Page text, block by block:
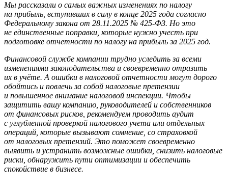
Мы рассказали о самых важных изменениях по налогу
на прибыль, вступивших в силу в конце 2025 года согласно
Федеральному закона от 28.11.2025 № 425-ФЗ. Но это
не единственные поправки, которые нужно учесть при
подготовке отчетности по налогу на прибыль за 2025 год.
Финансовой службе компании трудно уследить за всеми
изменениями законодательства и своевременно отразить
их в учёте. А ошибки в налоговой отчетности могут дорого
обойтись и повлечь за собой налоговые претензии
и повышенное внимание налоговой инспекции. Чтобы
защитить вашу компанию, руководителей и собственников
от финансовых рисков, рекомендуем проводить аудит
с углубленной проверкой налогового учета или отдельных
операций, которые вызывают сомнение, со страховкой
от налоговых претензий. Это поможет своевременно
выявить и устранить возможные ошибки, снизить налоговые
риски, обнаружить пути оптимизации и обеспечить
спокойствие в бизнесе.